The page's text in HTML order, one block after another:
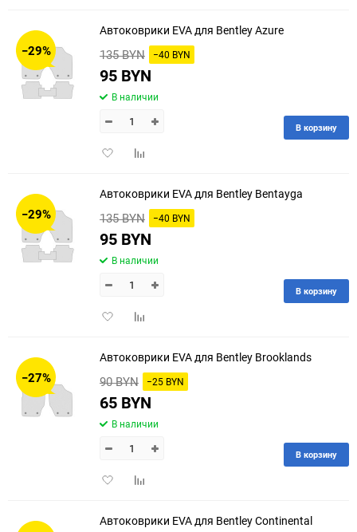
−29%
Автоковрики EVA для Bentley Azure
135 BYN −40 BYN
95 BYN
В наличии
ДобавитьДобавить
В корзину
−29%
Автоковрики EVA для Bentley Bentayga
135 BYN −40 BYN
95 BYN
В наличии
ДобавитьДобавить
В корзину
−27%
Автоковрики EVA для Bentley Brooklands
90 BYN −25 BYN
65 BYN
В наличии
ДобавитьДобавить
В корзину
Автоковрики EVA для Bentley Continental